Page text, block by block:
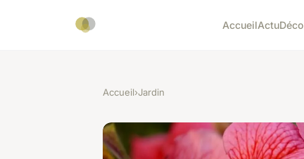
AccueilActuDéco
Accueil›Jardin